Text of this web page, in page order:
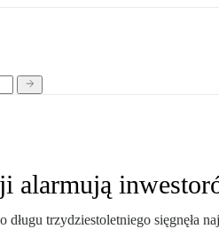
alarmują
długu trzydziestoletniego